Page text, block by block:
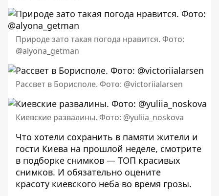
Природе зато такая погода нравится. Фото:
@alyona_getman
Рассвет в Борисполе. Фото: @victoriialarsen
Киевские развалины. Фото: @yuliia_noskova
Что хотели сохранить в памяти жители и
гости Киева на прошлой неделе, смотрите
в подборке снимков — ТОП красивых
снимков. И обязательно оцените
красоту киевского неба во время грозы.